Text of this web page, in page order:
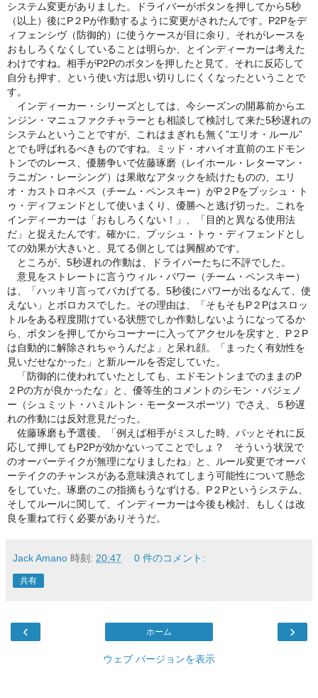
システム変更がありました。
ドライバーがボタンを押してから5秒
（以上） 後にP２Pが作動するように変更がされたんです。 P2Pをデ
ィフェンシヴ（防御的）に使うケースが目に余り、 それがレースを
おもしろくなくしていることは明らか、
とインディーカーは考えた
わけですね。 相手がP2Pのボタンを押したと見て、 それに反応して
自分も押す、
という使い方は思い切りしにくくなったということで
す。
インディーカー・シリーズとしては、 今シーズンの開幕前からエ
ンジン・ マニュファクチャラーとも相談して検討して来た5秒遅れの
システ ムということですが、これはまぎれも無く”エリオ・ルール”
とでも呼ばれるべきものですね。ミッド・ オハイオ直前のエドモン
トンでのレース、優勝争いで佐藤琢磨（ レイホール・レターマン・
ラニガン・レーシング） は果敢なアタックを続けたものの、エリ
オ・カストロネベス（チーム・ペンスキー）がP２Pをプッシュ・ト
ゥ・ ディフェンドとして使いまくり、優勝へと逃げ切った。
これを
インディーカーは「おもしろくない！」、「 目的と異なる使用法
だ」と捉えたんです。確かに、プッシュ・
トゥ・ディフェンドとし
ての効果が大きいと、
見てる側としては興醒めです。
ところが、5秒遅れの作動は、ドライバーたちに不評でした。
意見をストレートに言うウィル・パワー（チーム・ペンスキー）
は、「ハッキリ言ってバカげてる。5秒後にパワーが出るなんて、 使
えない」とボロカスでした。その理由は、「そもそもP２Pはスロッ
トルをある程度開けている状態でしか作動 しないようになってるか
ら、 ボタンを押してからコーナーに入ってアクセルを戻すと、 P２P
は自動的に解除されちゃうんだよ」と呆れ顔。「 まったく有効性を
見いだせなかった」と新ルールを否定していた。
「防御的に使われていたとしても、 エドモントンまでのままのP
２Pの方が良かったな」と、 優等生的コメントのシモン・パジェノ
ー（シュミット・ ハミルトン・モータースポーツ）でさえ、
５秒遅
れの作動には反対意見だった。
佐藤琢磨も予選後、「例えば相手がミスした時、 パッとそれに反
応して押してもP2Pが効かないってことでしょ？ そういう状況で
のオーバーテイクが無理になりましたね」と、
ルール変更でオーバ
ーテイクのチャンスがある意味潰されてしまう可能性について懸念
をしていた。琢磨のこの指摘もうなずける。 P２Pというシステム、
そしてルールに関して、 インディーカーは今後も検討、
もしくは改
良を重ねて行く必要がありそうだ。
Jack Amano 時刻: 20:47 0 件のコメント:
共有
‹ ›
ホーム
ウェブ バージョンを表示